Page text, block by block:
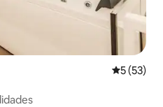
5 (53)